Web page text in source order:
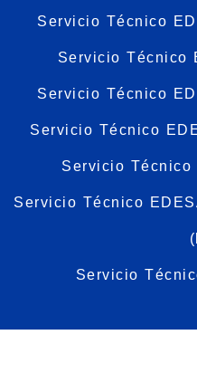
Servicio Técnico
Servicio Técnico
Servicio Técnico
Servicio Técnico
Servicio Técnico
Servicio Técnico
Servicio